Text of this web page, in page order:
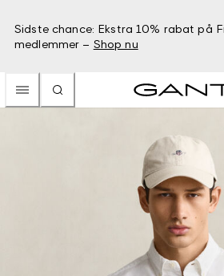
Sidste chance: Ekstra 10% rabat på
medlemmer – Shop nu